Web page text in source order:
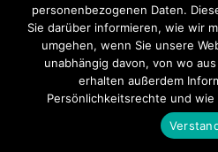
Kontakt
Theme byThink Up Themes Ltd.
personenbezogenen Daten.
Sie darüber informieren, wie wir
umgehen, wenn Sie unsere
unabhängig davon, von wo
erhalten außerdem
Persönlichkeitsrechte und